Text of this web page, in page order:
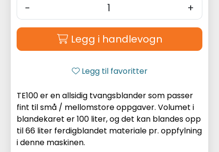
- +
Legg i handlevogn
Legg til favoritter
TE100 er en allsidig tvangsblander som passer
fint til små / mellomstore oppgaver. Volumet i
blandekaret er 100 liter, og det kan blandes opp
til 66 liter ferdigblandet materiale pr. oppfylning
i denne maskinen.